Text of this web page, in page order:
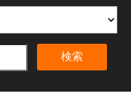
検索